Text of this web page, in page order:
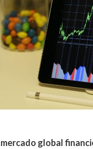
mercado global